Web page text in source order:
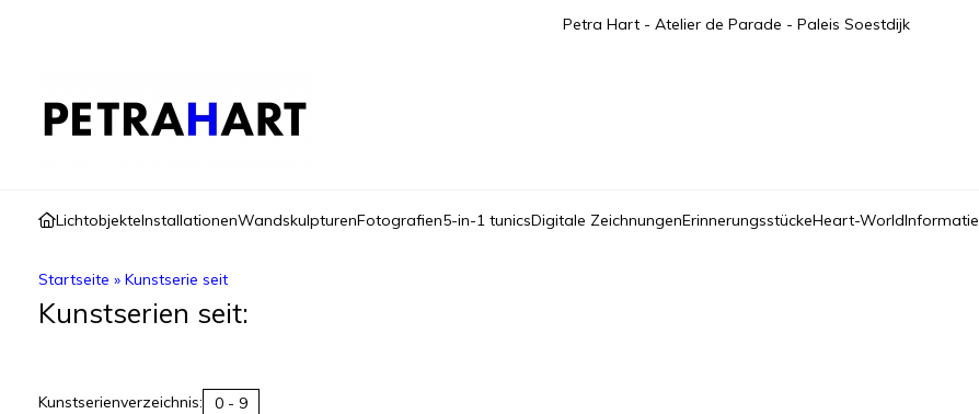
Petra Hart - Atelier de Parade - Paleis Soestdijk
LichtobjekteInstallationenWandskulpturenFotografien5-in-1 tunicsDigitale ZeichnungenErinnerungsstückeHeart-WorldInformatie
Startseite » Kunstserie seit
Kunstserien seit:
Kunstserienverzeichnis: 0 - 9